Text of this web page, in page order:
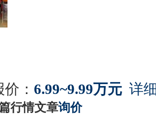
： 6.99~9.99万元 详
行情文章询价